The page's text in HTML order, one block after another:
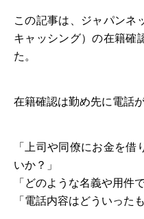
この記事は、ジャパンネ
キャッシング）の在籍確
た。
在籍確認は勤め先に電話
「上司や同僚にお金を
いか？」
「どのような名義や用件
「電話内容はどういった